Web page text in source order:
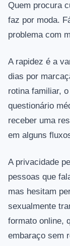
Quem procura
faz por moda.
problema com
A rapidez é a
dias por
rotina familiar,
questionário
receber uma
em alguns
A privacidade
pessoas que
mas hesitam
sexualmente
formato online,
embaraço sem